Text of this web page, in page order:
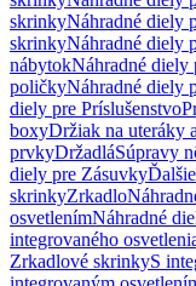
skrinkyNáhradné diely
skrinkyNáhradné diely
nábytokNáhradné
poličkyNáhradné diely
diely pre Príslušenstvo
boxyDržiak na uteráky
prvkyDržadláSúpravy
diely pre Zásuvky
skrinkyZrkadlo
osvetlenímNáhradné
integrovaného
Zrkadlové skrinkyS